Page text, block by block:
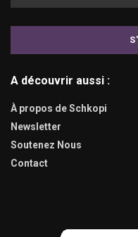
A découvrir aussi :
À propos de Schkopi
Newsletter
Soutenez Nous
Contact